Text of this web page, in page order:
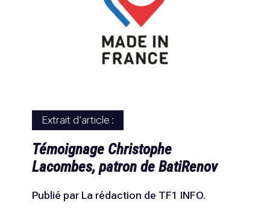
Extrait d’article :
Témoignage Christophe
Lacombes, patron de BatiRenov
Publié par La rédaction de TF1 INFO.